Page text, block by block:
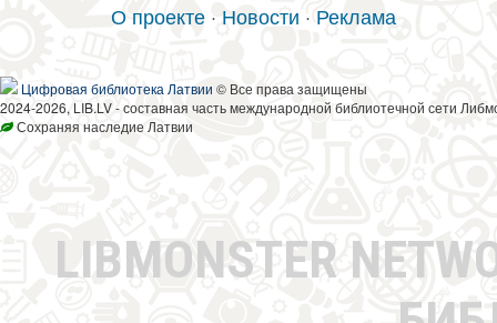
О проекте · Новости · Реклама
Цифровая библиотека Латвии © Все права защищены
2024-2026, LIB.LV - составная часть международной библиотечной сети
Сохраняя наследие Латвии
LIBMONSTER